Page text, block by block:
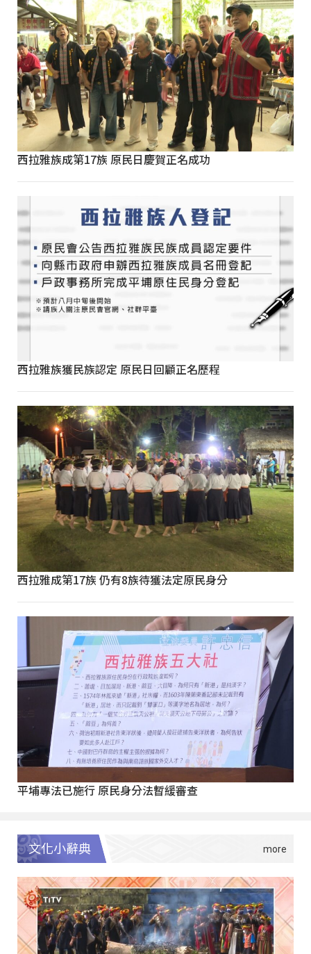
西拉雅族成第17族 原民日慶賀正名成功
西拉雅族獲民族認定 原民日回顧正名歷程
西拉雅成第17族 仍有8族待獲法定原民身分
平埔專法已施行 原民身分法暫緩審查
文化小辭典